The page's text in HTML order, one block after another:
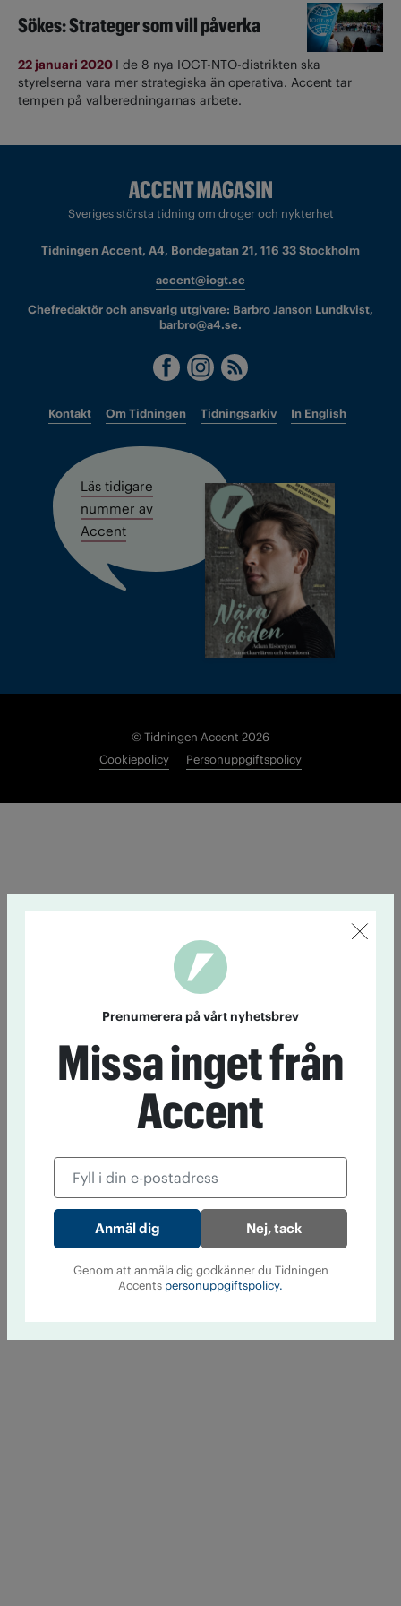
Sökes: Strateger som vill påverka
22 januari 2020 I de 8 nya IOGT-NTO-distrikten ska
styrelserna vara mer strategiska än operativa. Accent tar
tempen på valberedningarnas arbete.
Sveriges största tidning om droger och nykterhet
Tidningen Accent, A4, Bondegatan 21, 116 33 Stockholm
accent@iogt.se
Chefredaktör och ansvarig utgivare: Barbro Janson Lundkvist,
barbro@a4.se.
Kontakt Om Tidningen Tidningsarkiv In English
Läs tidigare
nummer av
Accent
© Tidningen Accent 2026
Cookiepolicy
Personuppgiftspolicy
Prenumerera på vårt nyhetsbrev
Missa inget från
Accent
Nej, tack
Genom att anmäla dig godkänner du Tidningen
Accents personuppgiftspolicy.